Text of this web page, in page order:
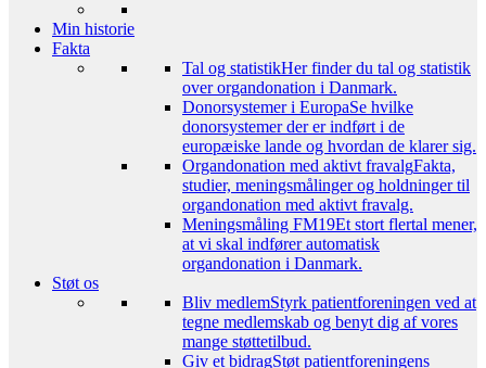
Min historie
Fakta
Tal og statistikHer finder du tal og statistik
over organdonation i Danmark.
Donorsystemer i EuropaSe hvilke
donorsystemer der er indført i de
europæiske lande og hvordan de klarer sig.
Organdonation med aktivt fravalgFakta,
studier, meningsmålinger og holdninger til
organdonation med aktivt fravalg.
Meningsmåling FM19Et stort flertal mener,
at vi skal indfører automatisk
organdonation i Danmark.
Støt os
Bliv medlemStyrk patientforeningen ved at
tegne medlemskab og benyt dig af vores
mange støttetilbud.
Giv et bidragStøt patientforeningens